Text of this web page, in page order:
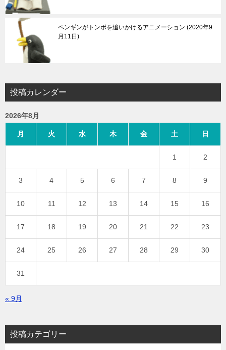
ペンギンがトンボを追いかけるアニメーション 2020年9
月11日
投稿カレンダー
2026年8月
月 火 水 木 金 土 日
1 2
3 4 5 6 7 8 9
10 11 12 13 14 15 16
17 18 19 20 21 22 23
24 25 26 27 28 29 30
31
« 9月
投稿カテゴリー